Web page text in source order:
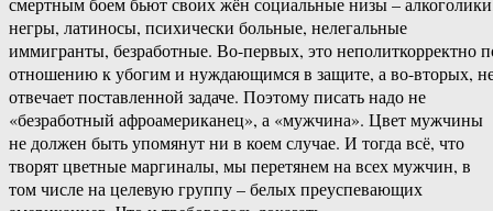
негры, латиносы, психически больные, нелегальные
иммигранты, безработные. Во-первых, это неполиткорректно
отношению к убогим и нуждающимся в защите, а во-вторых,
отвечает поставленной задаче. Поэтому писать надо не
«безработный афроамериканец», а «мужчина». Цвет мужчины
не должен быть упомянут ни в коем случае. И тогда всё, что
творят цветные маргиналы, мы перетянем на всех мужчин, в
том числе на целевую группу – белых преуспевающих